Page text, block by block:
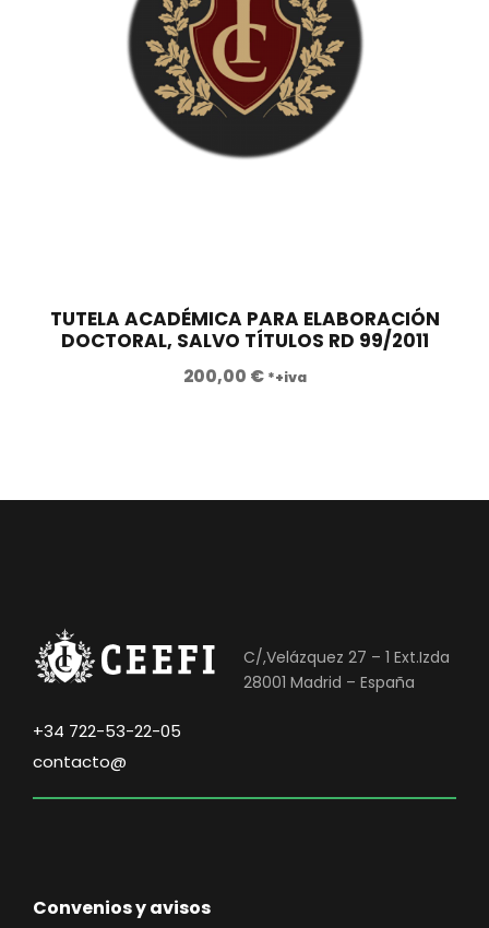
€
.
TUTELA ACADÉMICA PARA ELABORACIÓN
DOCTORAL, SALVO TÍTULOS RD 99/2011
200,00 € *+iva
C/,Velázquez 27 – 1 Ext.Izda
28001 Madrid – España
+34 722-53-22-05
contacto@
Convenios y avisos